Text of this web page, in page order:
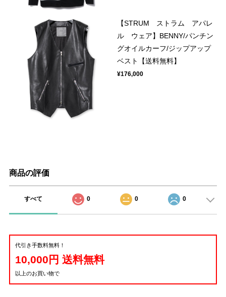
【STRUM ストラム アパレ
ル ウェア】BENNY/パンチン
グオイルカーフ/ジップアップ
ベスト【送料無料】
¥176,000
商品の評価
すべて 0 0 0
代引き手数料無料！
10,000円 送料無料
以上のお買い物で